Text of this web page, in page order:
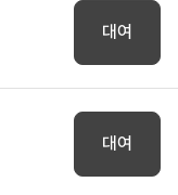
대여
대여